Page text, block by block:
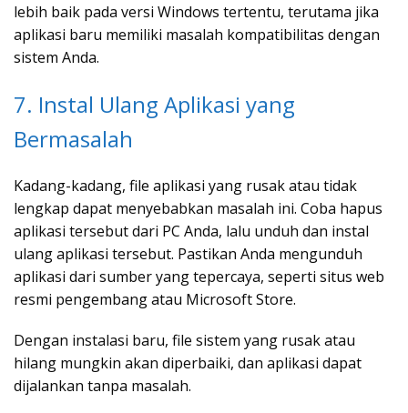
lebih baik pada versi Windows tertentu, terutama jika
aplikasi baru memiliki masalah kompatibilitas dengan
sistem Anda.
7. Instal Ulang Aplikasi yang
Bermasalah
Kadang-kadang, file aplikasi yang rusak atau tidak
lengkap dapat menyebabkan masalah ini. Coba hapus
aplikasi tersebut dari PC Anda, lalu unduh dan instal
ulang aplikasi tersebut. Pastikan Anda mengunduh
aplikasi dari sumber yang tepercaya, seperti situs web
resmi pengembang atau Microsoft Store.
Dengan instalasi baru, file sistem yang rusak atau
hilang mungkin akan diperbaiki, dan aplikasi dapat
dijalankan tanpa masalah.